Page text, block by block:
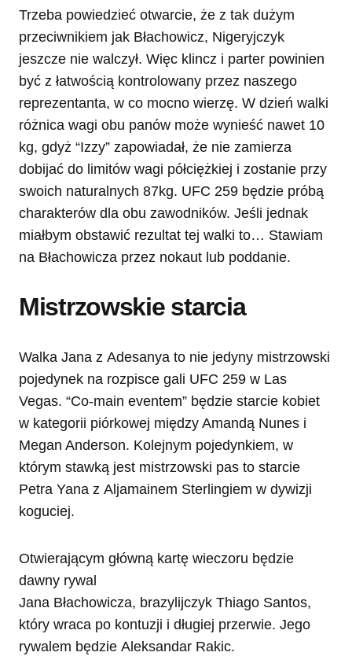
Trzeba powiedzieć otwarcie, że z tak dużym
przeciwnikiem jak Błachowicz, Nigeryjczyk
jeszcze nie walczył. Więc klincz i parter powinien
być z łatwością kontrolowany przez naszego
reprezentanta, w co mocno wierzę. W dzień walki
różnica wagi obu panów może wynieść nawet 10
kg, gdyż “Izzy” zapowiadał, że nie zamierza
dobijać do limitów wagi półciężkiej i zostanie przy
swoich naturalnych 87kg. UFC 259 będzie próbą
charakterów dla obu zawodników. Jeśli jednak
miałbym obstawić rezultat tej walki to… Stawiam
na Błachowicza przez nokaut lub poddanie.
Mistrzowskie starcia
Walka Jana z Adesanya to nie jedyny mistrzowski
pojedynek na rozpisce gali UFC 259 w Las
Vegas. “Co-main eventem” będzie starcie kobiet
w kategorii piórkowej między Amandą Nunes i
Megan Anderson. Kolejnym pojedynkiem, w
którym stawką jest mistrzowski pas to starcie
Petra Yana z Aljamainem Sterlingiem w dywizji
koguciej.
Otwierającym główną kartę wieczoru będzie
dawny rywal
Jana Błachowicza, brazylijczyk Thiago Santos,
który wraca po kontuzji i długiej przerwie. Jego
rywalem będzie Aleksandar Rakic.